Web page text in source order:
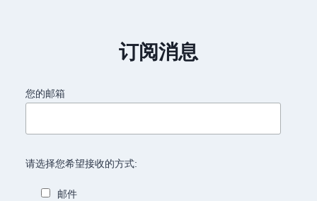
订阅消息
您的邮箱
请选择您希望接收的方式:
邮件